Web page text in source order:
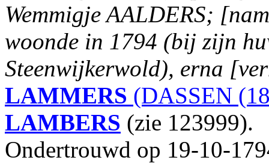
Wemmigje AALDERS;
woonde in 1794 (bij zijn
Steenwijkerwold), erna
LAMMERS (DASSEN
LAMBERS (zie 123999).
Ondertrouwd op 19-10-